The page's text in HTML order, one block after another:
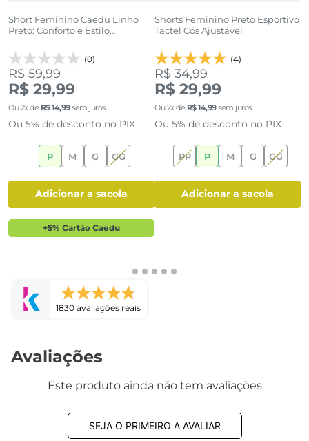
Short Feminino Caedu Linho
Preto: Conforto e Estilo
(0)
R$ 59,99
R$ 29,99
Ou2x de R$14,99sem juros
Ou 5% de desconto no PIX
P M G GG
adicionar a sacola
+5% Cartão Caedu
Shorts Feminino Preto Esportivo
Tactel Cós Ajustável
(4)
R$ 34,99
R$ 29,99
Ou2x de R$14,99sem juros
Ou 5% de desconto no PIX
PP P M G GG
adicionar a sacola
1830 avaliações reais
Avaliações
Este produto ainda não tem avaliações
SEJA O PRIMEIRO A AVALIAR